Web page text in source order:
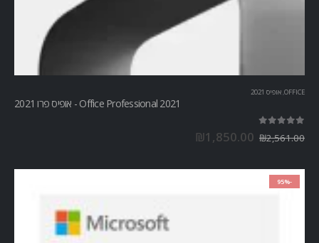
OFFICE
, אופיס 2021
Office Professional 2021 - אופיס פרו 2021
₪2,561.00
₪1,850.00
-95%